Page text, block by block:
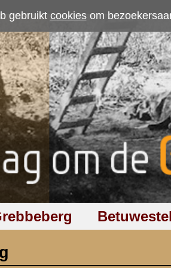
om bezoekersaantallen te meten. Als u geen
Betuwestelling Ereveld